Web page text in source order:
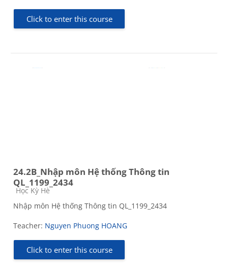
Click to enter this course
24.2B_Nhập môn Hệ thống Thông tin
QL_1199_2434
Course category
Học Kỳ Hè
Nhập môn Hệ thống Thông tin QL_1199_2434
Teacher: Nguyen Phuong HOANG
Click to enter this course